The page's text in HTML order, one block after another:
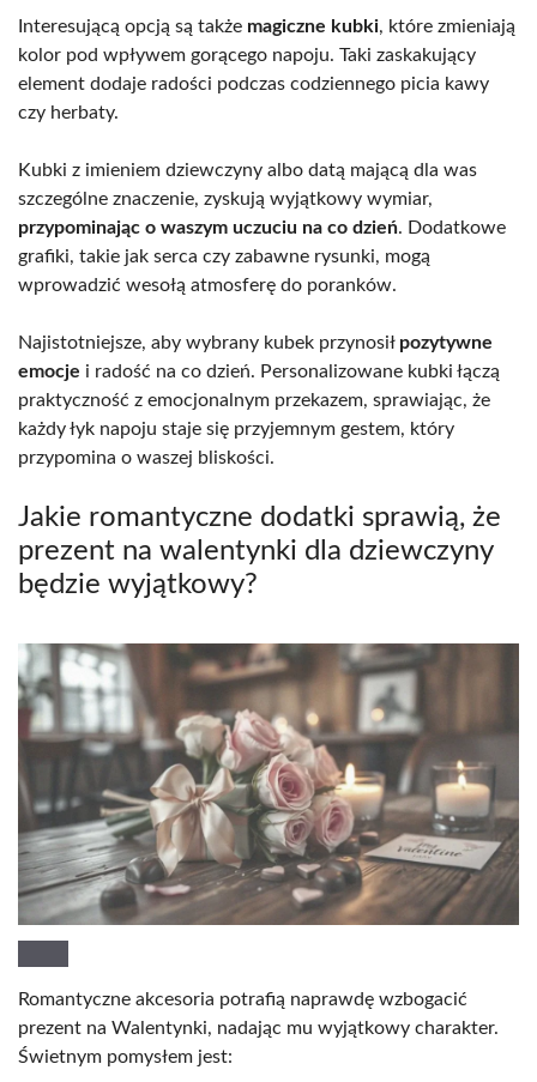
Interesującą opcją są także magiczne kubki, które zmieniają
kolor pod wpływem gorącego napoju. Taki zaskakujący
element dodaje radości podczas codziennego picia kawy
czy herbaty.
Kubki z imieniem dziewczyny albo datą mającą dla was
szczególne znaczenie, zyskują wyjątkowy wymiar,
przypominając o waszym uczuciu na co dzień. Dodatkowe
grafiki, takie jak serca czy zabawne rysunki, mogą
wprowadzić wesołą atmosferę do poranków.
Najistotniejsze, aby wybrany kubek przynosił pozytywne
emocje i radość na co dzień. Personalizowane kubki łączą
praktyczność z emocjonalnym przekazem, sprawiając, że
każdy łyk napoju staje się przyjemnym gestem, który
przypomina o waszej bliskości.
Jakie romantyczne dodatki sprawią, że
prezent na walentynki dla dziewczyny
będzie wyjątkowy?
Romantyczne akcesoria potrafią naprawdę wzbogacić
prezent na Walentynki, nadając mu wyjątkowy charakter.
Świetnym pomysłem jest: